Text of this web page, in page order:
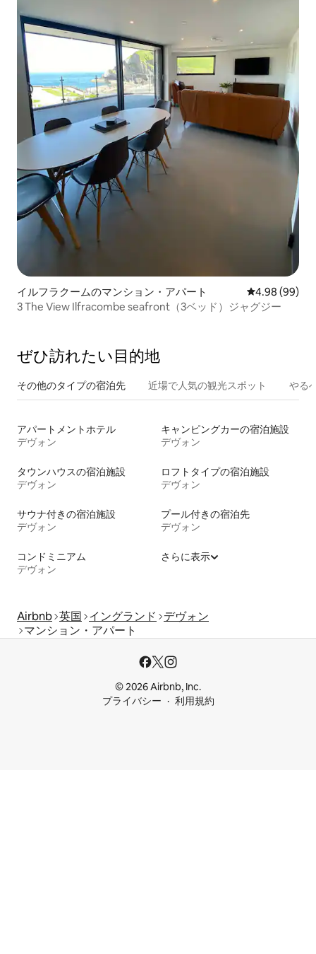
イルフラクームのマンション・アパート レビュー99件
4.98 (99)
3 The View Ilfracombe seafront（3ベッド）ジャグジー
ぜひ訪⁠れ⁠た⁠い目⁠的⁠地
その他のタ⁠イ⁠プ⁠の宿⁠泊⁠先 近場で人気の観光スポット やる
アパートメントホテル
デヴォン
キャンピングカーの宿泊施設
デヴォン
タウンハウスの宿泊施設
デヴォン
ロフトタイプの宿泊施設
デヴォン
サウナ付きの宿泊施設
デヴォン
プール付きの宿泊先
デヴォン
コンドミニアム
デヴォン
さらに表示
Airbnb 英国 イングランド
デヴォン
マンション・アパート
© 2026 Airbnb, Inc.
プライバシー
利用規約